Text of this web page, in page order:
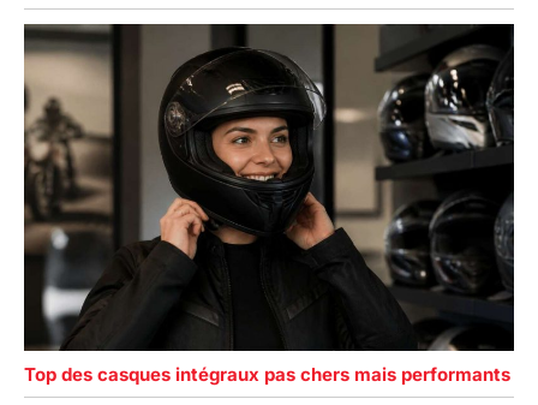
Top des casques intégraux pas chers mais performants